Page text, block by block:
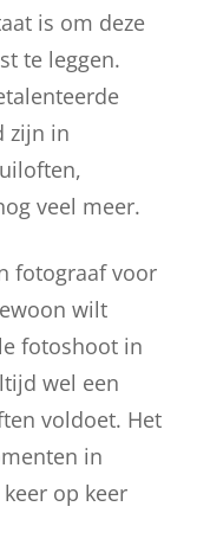
is om deze
te leggen.
zijn in
veel meer.
fotograaf voor
wilt
fotoshoot in
wel een
voldoet. Het
in
op keer